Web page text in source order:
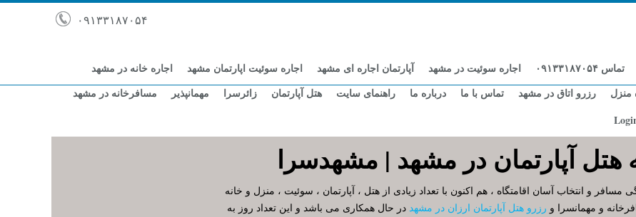
۰۹۱۳۳۱۸۷۰۵۴
تماس ۰۹۱۳۳۱۸۷۰۵۴ اجاره سوئیت در مشهد آپارتمان اجاره ای مشهد اجاره سوئیت اپارتمان مشهد
اجاره خانه در مشهد
منزل
رزرو اتاق در مشهد تماس با ما درباره ما راهنمای سایت هتل آپارتمان زائرسرا مهمانپذیر
مسافرخانه در مشهد
هتل آپارتمان در مشهد | مشهدسرا
مسافر و انتخاب آسان اقامتگاه ، هم اکنون با تعداد زیادی از هتل ، آپارتمان ، سوئیت ، منزل و خانه
و مهمانسرا و رزرو هتل آپارتمان ارزان در مشهد در حال همکاری می باشد و این تعداد روز به